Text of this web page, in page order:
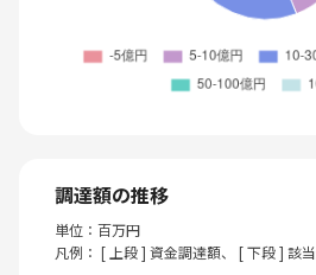
調達額の推移
単位：百万円
凡例： [ 上段 ] 資金調達額、 [ 下段 ] 該